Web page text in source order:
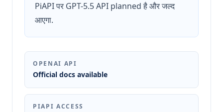
PiAPI पर GPT-5.5 API planned है और जल्द
आएगा.
OPENAI API
Official docs available
PIAPI ACCESS